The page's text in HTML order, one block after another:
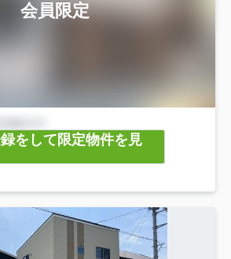
会員限定
をして限定物件を見